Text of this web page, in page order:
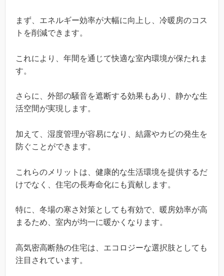
まず、エネルギー効率が大幅に向上し、冷暖房のコス
トを削減できます。
これにより、年間を通じて快適な室内環境が保たれま
す。
さらに、外部の騒音を遮断する効果もあり、静かな生
活空間が実現します。
加えて、湿度管理が容易になり、結露やカビの発生を
防ぐことができます。
これらのメリットは、健康的な生活環境を提供するだ
けでなく、住宅の長寿命化にも貢献します。
特に、冬場の寒さ対策としても有効で、暖房効率が高
まるため、室内が均一に暖かくなります。
高気密高断熱の住宅は、エコロジーな選択肢としても
注目されています。